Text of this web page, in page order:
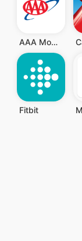
AAA Mobile
Fitbit